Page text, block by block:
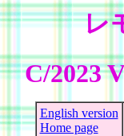
レ
C/2023
English version
Home page